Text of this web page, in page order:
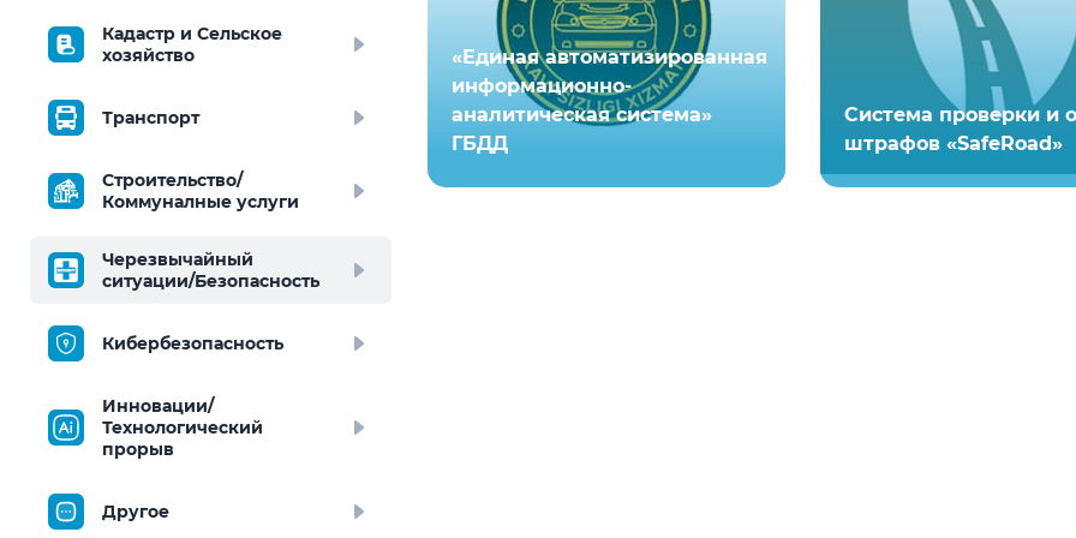
Кадастр и Сельское
хозяйство
Транспорт
Строительство/
Коммуналные услуги
Черезвычайный
ситуации/Безопасность
Кибербезопасность
Инновации/
Технологический
прорыв
Другое
«Единая автоматизированная
информационно-
аналитическая система»
ГБДД
Система проверки и
штрафов «SafeRoad»